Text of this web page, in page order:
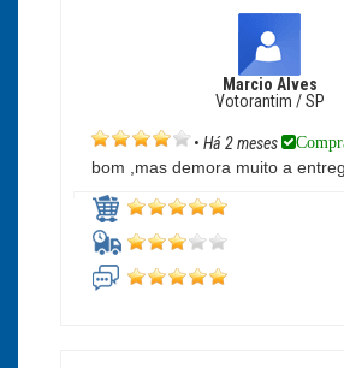
Marcio Alves
Votorantim / SP
• Há 2 meses
bom ,mas demora muito a